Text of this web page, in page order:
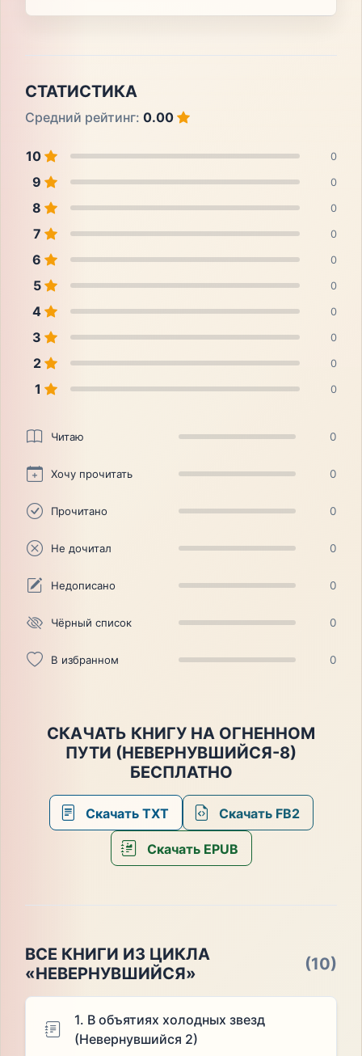
СТАТИСТИКА
Средний рейтинг: 0.00
10 0
9 0
8 0
7 0
6 0
5 0
4 0
3 0
2 0
1 0
Читаю 0
Хочу прочитать 0
Прочитано 0
Не дочитал 0
Недописано 0
Чёрный список 0
В избранном 0
СКАЧАТЬ КНИГУ НА ОГНЕННОМ
ПУТИ (НЕВЕРНУВШИЙСЯ-8)
БЕСПЛАТНО
Скачать TXT Скачать FB2
Скачать EPUB
ВСЕ КНИГИ ИЗ ЦИКЛА
«НЕВЕРНУВШИЙСЯ»
(10)
1. В объятиях холодных звезд
(Невернувшийся 2)